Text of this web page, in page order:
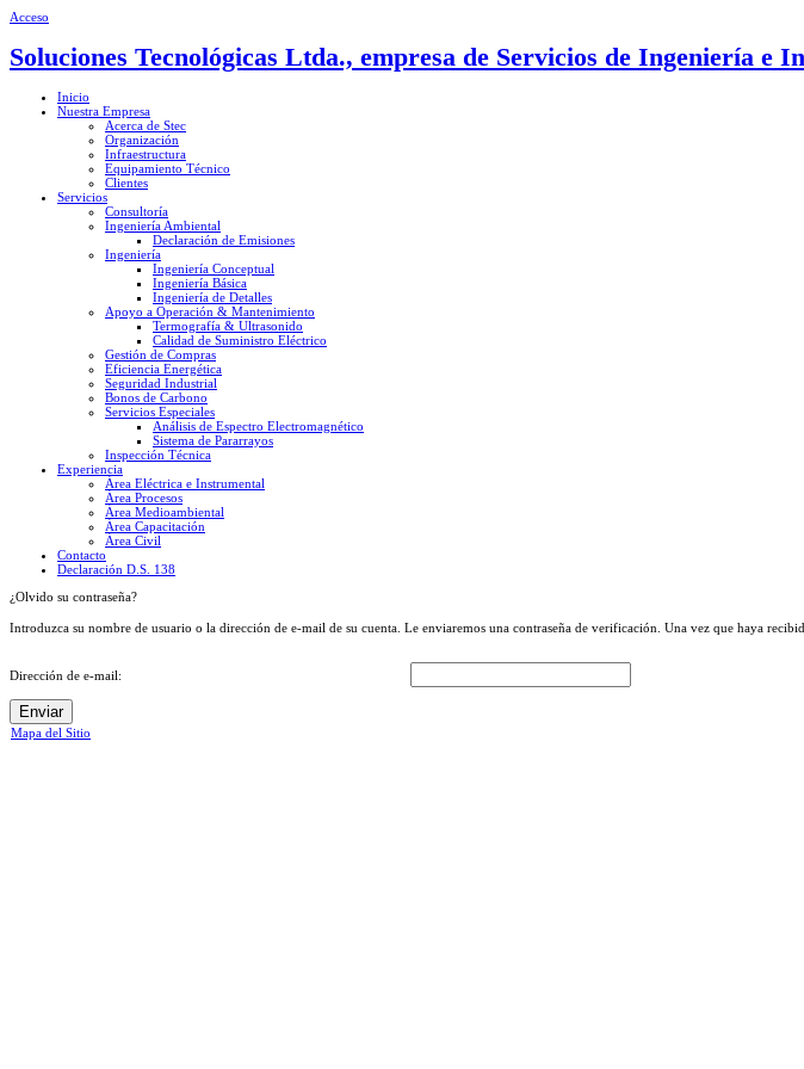
Acceso
Soluciones Tecnológicas Ltda., empresa de Servicios de Ingeniería e
Inicio
Nuestra Empresa
Acerca de Stec
Organización
Infraestructura
Equipamiento Técnico
Clientes
Servicios
Consultoría
Ingeniería Ambiental
Declaración de Emisiones
Ingeniería
Ingeniería Conceptual
Ingeniería Básica
Ingeniería de Detalles
Apoyo a Operación & Mantenimiento
Termografía & Ultrasonido
Calidad de Suministro Eléctrico
Gestión de Compras
Eficiencia Energética
Seguridad Industrial
Bonos de Carbono
Servicios Especiales
Análisis de Espectro Electromagnético
Sistema de Pararrayos
Inspección Técnica
Experiencia
Área Eléctrica e Instrumental
Área Procesos
Área Medioambiental
Área Capacitación
Área Civil
Contacto
Declaración D.S. 138
¿Olvido su contraseña?
Introduzca su nombre de usuario o la dirección de e-mail de su cuenta. Le enviaremos una contraseña de verificación. Una vez que haya
Dirección de e-mail:
Enviar
Mapa del Sitio